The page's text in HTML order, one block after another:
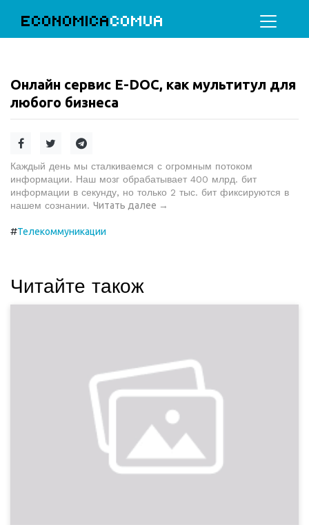
ECONOMICACOMUA
Онлайн сервис E-DOC, как мультитул для
любого бизнеса
Каждый день мы сталкиваемся с огромным потоком
информации. Наш мозг обрабатывает 400 млрд. бит
информации в секунду, но только 2 тыс. бит фиксируются в
нашем сознании. Читать далее →
#Телекоммуникации
Читайте також